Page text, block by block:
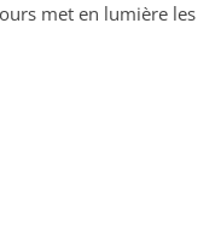
met en lumière les